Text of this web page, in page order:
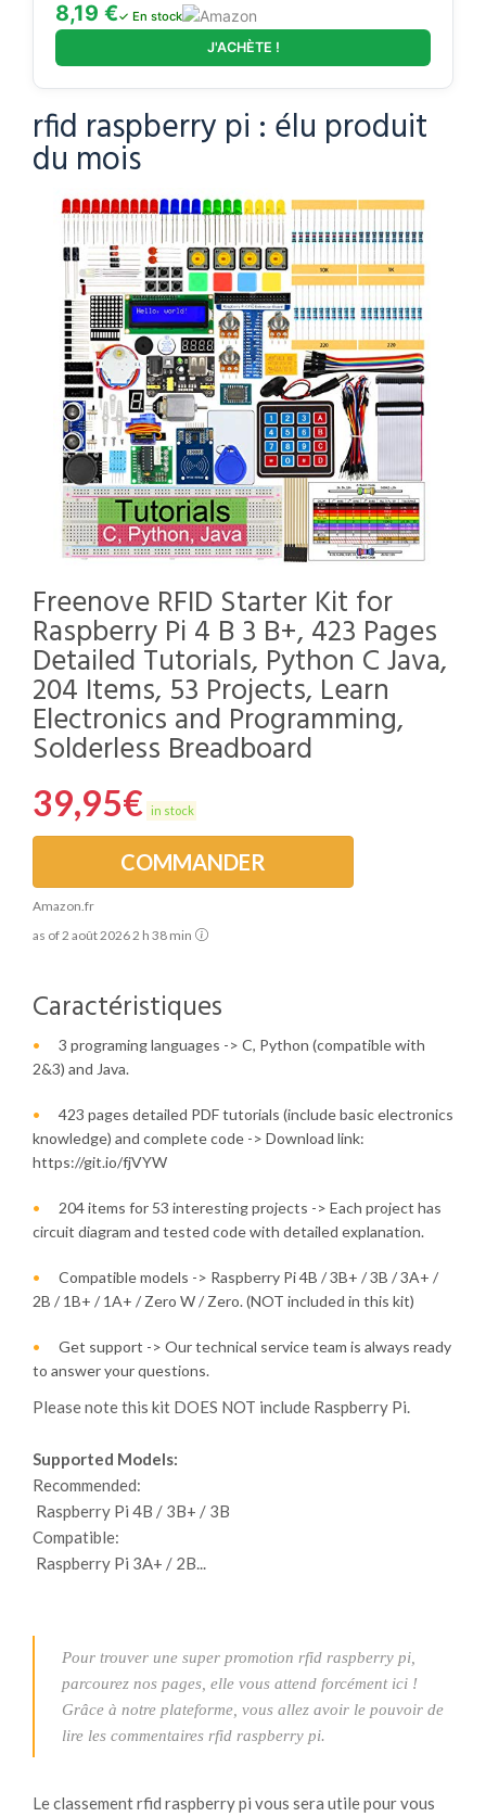
8,19 €✓ En stock
J'ACHÈTE !
rfid raspberry pi : élu produit
du mois
Freenove RFID Starter Kit for
Raspberry Pi 4 B 3 B+, 423 Pages
Detailed Tutorials, Python C Java,
204 Items, 53 Projects, Learn
Electronics and Programming,
Solderless Breadboard
39,95€ in stock
COMMANDER
Amazon.fr
as of 2 août 2026 2 h 38 min
Caractéristiques
3 programing languages -> C, Python (compatible with
2&3) and Java.
423 pages detailed PDF tutorials (include basic electronics
knowledge) and complete code -> Download link:
https://git.io/fjVYW
204 items for 53 interesting projects -> Each project has
circuit diagram and tested code with detailed explanation.
Compatible models -> Raspberry Pi 4B / 3B+ / 3B / 3A+ /
2B / 1B+ / 1A+ / Zero W / Zero. (NOT included in this kit)
Get support -> Our technical service team is always ready
to answer your questions.
Please note this kit DOES NOT include Raspberry Pi.
Supported Models:
Recommended:
Raspberry Pi 4B / 3B+ / 3B
Compatible:
Raspberry Pi 3A+ / 2B...
Pour trouver une super promotion rfid raspberry pi,
parcourez nos pages, elle vous attend forcément ici !
Grâce à notre plateforme, vous allez avoir le pouvoir de
lire les commentaires rfid raspberry pi.
Le classement rfid raspberry pi vous sera utile pour vous